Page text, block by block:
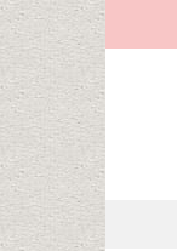
au